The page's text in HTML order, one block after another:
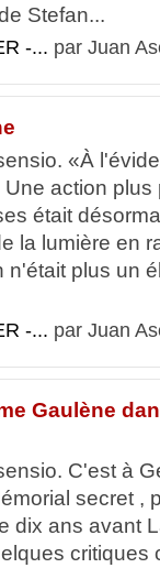
Stefan...
-... par Juan
«À
action plus
était
la lumière en
plus un
-... par Juan
Gaulène
C'est à
secret ,
dix ans avant
critiques